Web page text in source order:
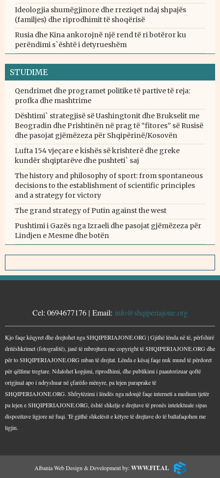
Ideologjia shumëgjinore dhe rreziqet ndaj shpajës
(familjes) dhe riprodhimit të shoqërisë
Rusia dhe Kina ankorojnë një rend të ri botëror ku
perëndimi s`është i detyrueshëm
STUDIME
Qendrimet dhe programet politike të partive të reja:
profka dhe mashtrime
Dështimi` strategjisë së Uashingtonit dhe Brukselit me
Beogradin dhe Prishtinën në prag të “fitores” së Rusisë
dhe pasojat gjëmëzeza për Shqipërinë/Kosovën
Lufta 154 vjeçare e kishës së krishterë dhe greke
kundër shqiptarëve dhe pushteti` saj
The history and philosophy of sport: from spontaneous
decisions to the establishment of scientific principles
and a strategy for victory
The grand strategy of Putin against the west
Pushtimi i Gazës nga Izraeli dhe pasojat gjëmëzeza për
Lindjen e Mesme dhe botën
Cel: 0694677176 | Email: info@shqiperiajone.org
Kjo faqe këqyret dhe drejtohet nga SHQIPERIAJONE.ORG | Gjithë lënda në të, përfshirë
dritëshkrimet (fotografitë), janë të mbrojtura me copyright të SHQIPERIAJONE.ORG dhe
për to SHQIPERIAJONE.ORG mban të drejtat. Lënda e kësaj faqe nuk mund të përdoret
për qëllime tregtare. Ndalohet kopjimi, riprodhimi, dhe publikimi i paautorizuar qoftë
origjinal apo i ndryshuar në çfarëdo mënyre, pa lejen paraprake të
SHQIPERIAJONE.ORG. Shfrytëzimi i lëndës nga ndonjë faqe interneti a medium tjetër
pa lejen e SHQIPERIAJONE.ORG, është shkelje e drejtave të pronës intelektuale sipas
dispozitave ligjore në fuqi. Të gjithë shkelësit e këtyre të drejtave do të ballafaqohen me
ligjin.
Albania Web Design & Development by:WWW.FIT.AL